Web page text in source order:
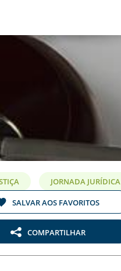
JORNADA JURÍDICA
SALVAR AOS FAVORITOS
COMPARTILHAR